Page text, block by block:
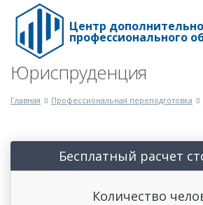
Центр
профессионального
Юриспруденция
Главная Профессиональная переподготовка
Бесплатный расчет
Количество